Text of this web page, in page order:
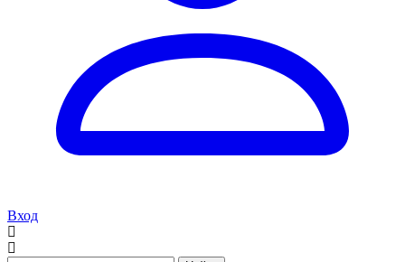
Вход